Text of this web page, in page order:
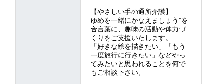
【やさしい手の通所介護】
ゆめを一緒にかなえましょう”を
合言葉に、趣味の活動や体力づ
くりをご支援いたします。
「好きな絵を描きたい」「もう
一度旅行に行きたい」などやっ
てみたいと思われることを何で
もご相談下さい。